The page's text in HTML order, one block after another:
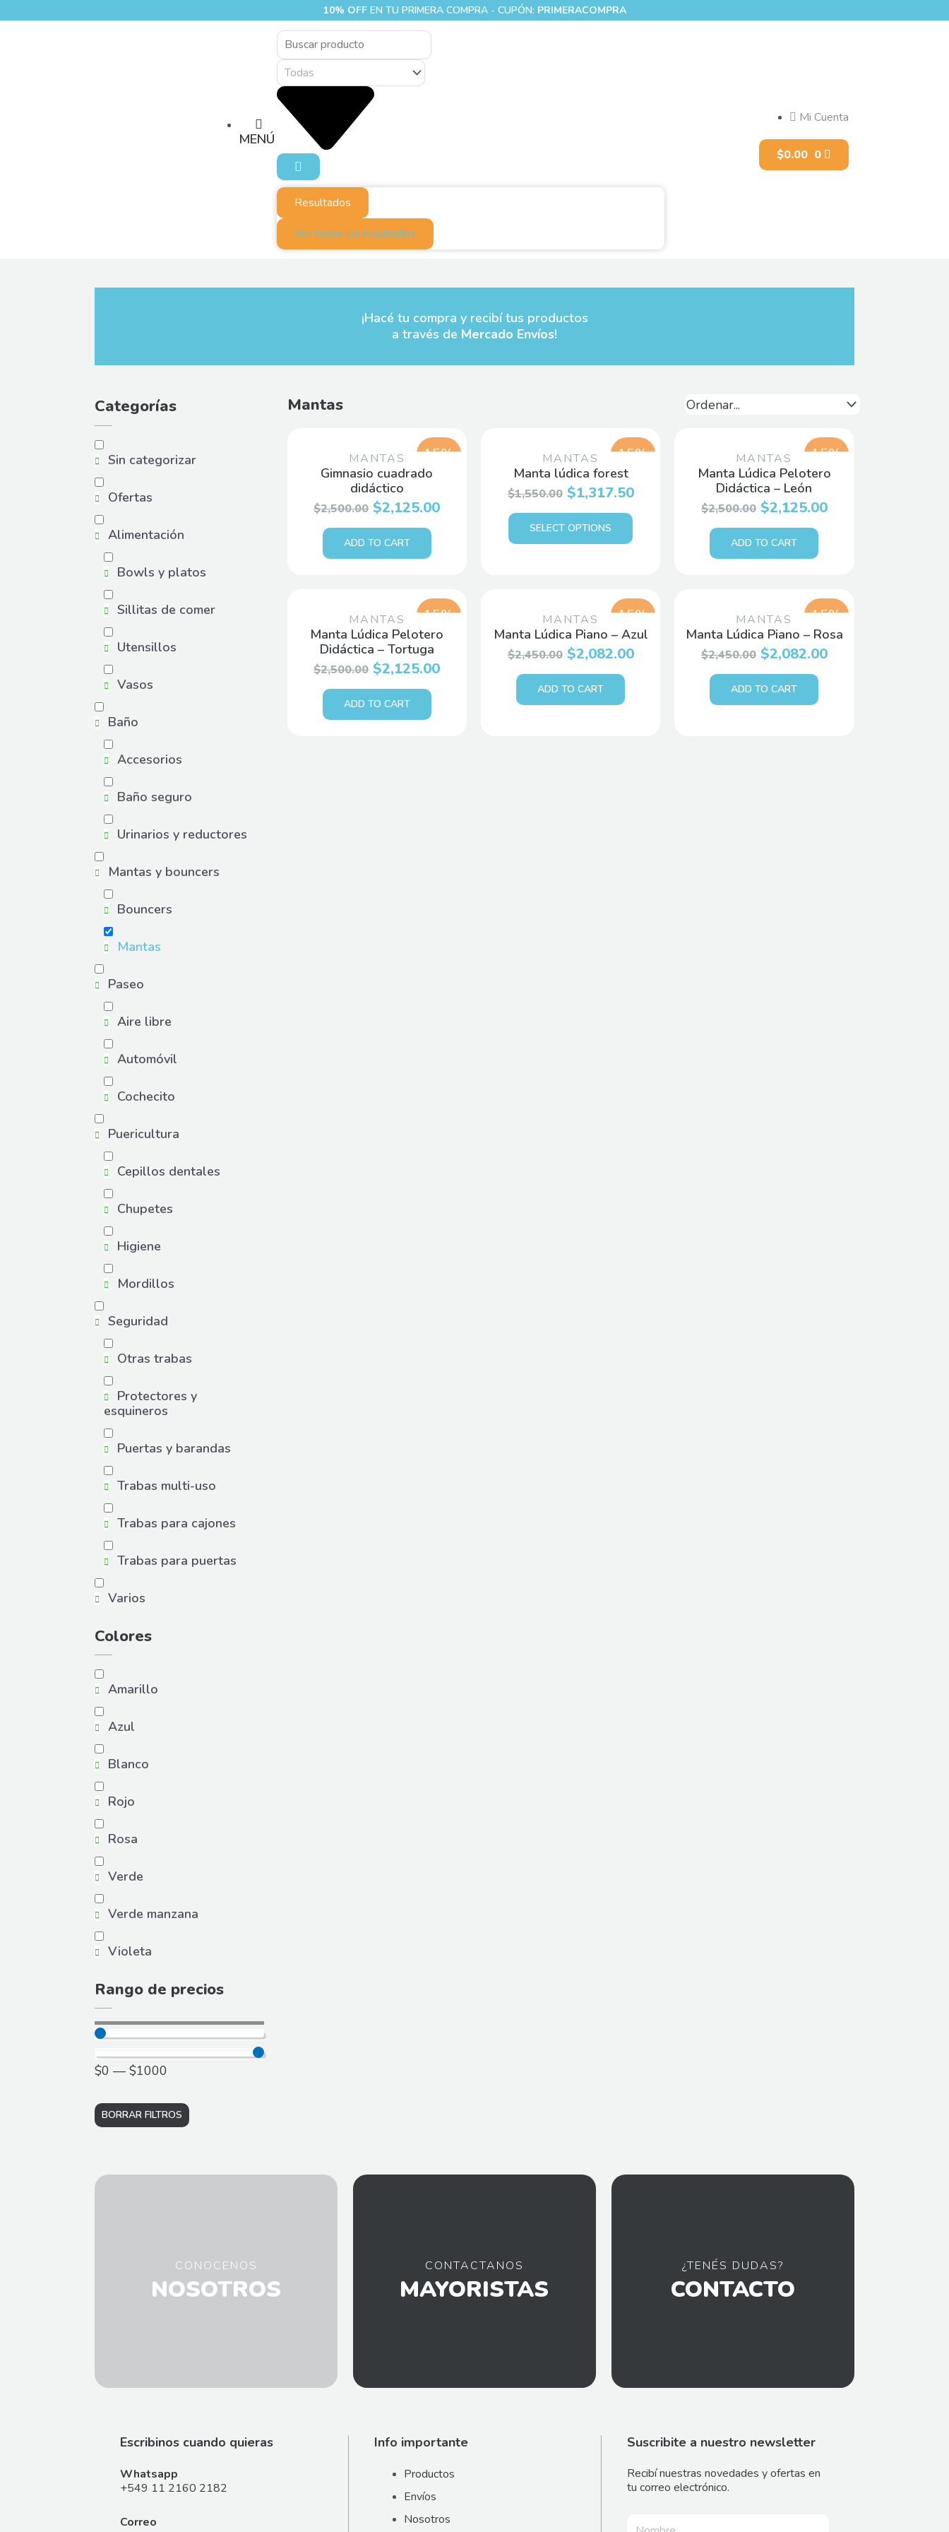
10% OFFEN TU PRIMERA COMPRA - CUPÓN: PRIMERACOMPRA
MENÚ
Resultados
Ver todos los resultados
Mi Cuenta
$0.00 0
¡Hacé tu compra y recibí tus productos
a través de Mercado Envíos!
Categorías
Sin categorizar
Ofertas
Alimentación
Bowls y platos
Sillitas de comer
Utensillos
Vasos
Baño
Accesorios
Baño seguro
Urinarios y reductores
Mantas y bouncers
Bouncers
Mantas
Paseo
Aire libre
Automóvil
Cochecito
Puericultura
Cepillos dentales
Chupetes
Higiene
Mordillos
Seguridad
Otras trabas
Protectores y
esquineros
Puertas y barandas
Trabas multi-uso
Trabas para cajones
Trabas para puertas
Varios
Colores
Amarillo
Azul
Blanco
Rojo
Rosa
Verde
Verde manzana
Violeta
Rango de precios
$0 —$1000
BORRAR FILTROS
Mantas
15%
MANTAS
Gimnasio cuadrado
didáctico
$2,500.00 $2,125.00
ADD TO CART
15%
MANTAS
Manta lúdica forest
$1,550.00 $1,317.50
SELECT OPTIONS
15%
MANTAS
Manta Lúdica Pelotero
Didáctica – León
$2,500.00 $2,125.00
ADD TO CART
15%
MANTAS
Manta Lúdica Pelotero
Didáctica – Tortuga
$2,500.00 $2,125.00
ADD TO CART
15%
MANTAS
Manta Lúdica Piano – Azul
$2,450.00 $2,082.00
ADD TO CART
15%
MANTAS
Manta Lúdica Piano – Rosa
$2,450.00 $2,082.00
ADD TO CART
CONOCENOS
NOSOTROS
CONTACTANOS
MAYORISTAS
¿TENÉS DUDAS?
CONTACTO
Escribinos cuando quieras
Whatsapp
+549 11 2160 2182
Correo
Info importante
Productos
Envíos
Nosotros
Suscribite a nuestro newsletter
Recibí nuestras novedades y ofertas en
tu correo electrónico.